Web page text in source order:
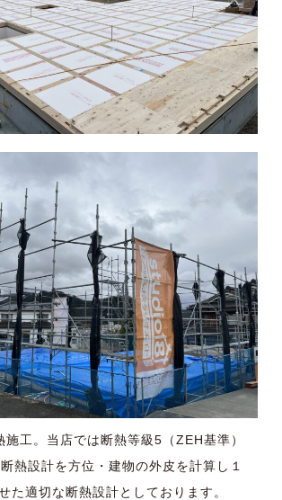
施工。当店では断熱等級5（ZEH基準）
熱設計を方位・建物の外皮を計算し１
た適切な断熱設計としております。